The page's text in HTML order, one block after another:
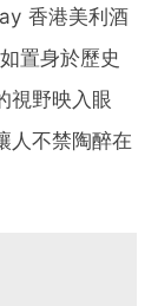
香港美利酒
置身於歷史
視野映入眼
人不禁陶醉在